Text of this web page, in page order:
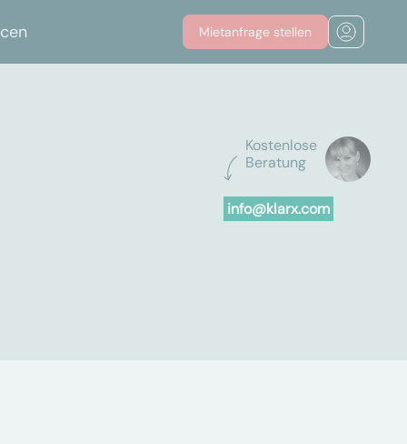
Mietanfrage stellen
Kostenlose
Beratung
info@klarx.com